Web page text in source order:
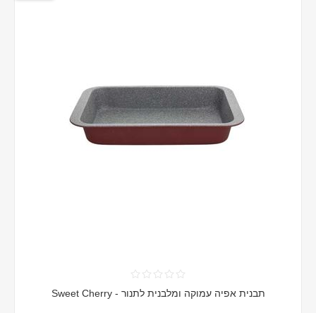
תבנית אפיה עמוקה ומלבנית לתנור - Sweet Cherry